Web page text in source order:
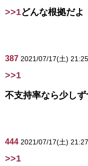
>>1どんな根拠だよ
387 2021/07/17(土)
>>1
不支持率なら少し
444 2021/07/17(土)
>>1